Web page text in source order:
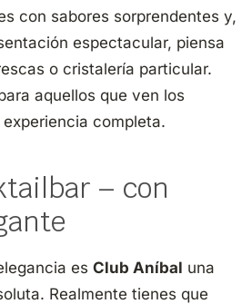
con sabores sorprendentes y,
espectacular, piensa
o cristalería particular.
aquellos que ven los
completa.
– con
es Club Aníbal una
Realmente tienes que